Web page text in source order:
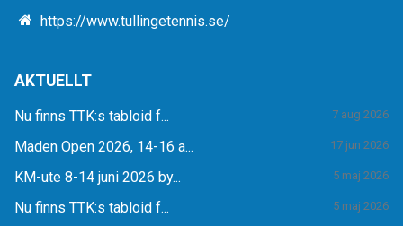
https://www.tullingetennis.se/
AKTUELLT
Nu finns TTK:s tabloid f... 7 aug 2026
Maden Open 2026, 14-16 a... 17 jun 2026
KM-ute 8-14 juni 2026 by... 5 maj 2026
Nu finns TTK:s tabloid f... 5 maj 2026